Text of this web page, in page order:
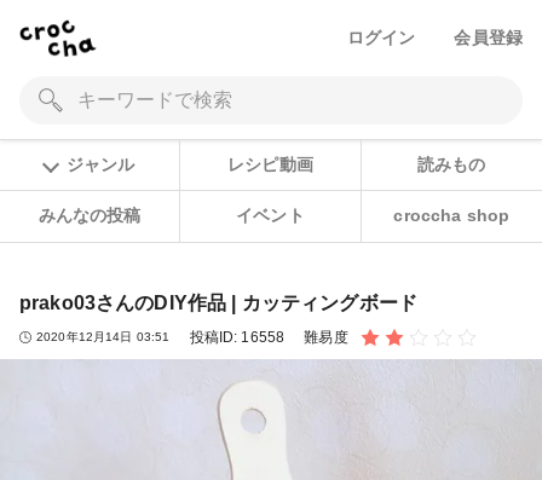
ログイン 会員登録
ジャンル レシピ動画 読みもの
みんなの投稿 イベント croccha shop
prako03さんのDIY作品 | カッティングボード
2020年12月14日 03:51 投稿ID: 16558 難易度